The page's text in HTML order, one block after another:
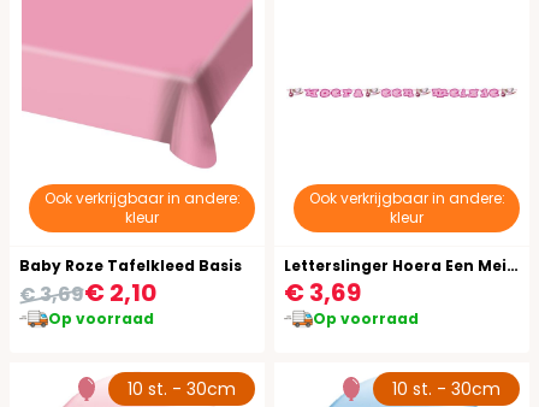
Ook verkrijgbaar in andere:
kleur
Baby Roze Tafelkleed Basis
€ 2,10
€ 3,69
Op voorraad
Ook verkrijgbaar in andere:
kleur
Letterslinger Hoera Een Meisje 320cm
€ 3,69
Op voorraad
10 st. - 30cm 10 st. - 30cm